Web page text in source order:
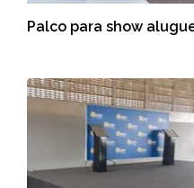
Palco para show